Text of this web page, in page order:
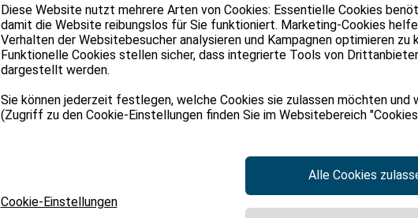
+
−
Diese Website nutzt mehrere Arten von Cookies: Essentielle Cookies
damit die Website reibungslos für Sie funktioniert. Marketing-Cookies
Verhalten der Websitebesucher analysieren und Kampagnen optimieren zu
Funktionelle Cookies stellen sicher, dass integrierte Tools von
dargestellt werden.
Sie können jederzeit festlegen, welche Cookies sie zulassen möchten und
(Zugriff zu den Cookie-Einstellungen finden Sie im Websitebereich
Cookie-Einstellungen
Alle Cookies